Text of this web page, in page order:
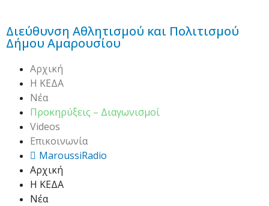
Διεύθυνση Αθλητισμού και Πολιτισμού
Δήμου Αμαρουσίου
Αρχική
H ΚΕΔΑ
Νέα
Προκηρύξεις – Διαγωνισμοί
Videos
Επικοινωνία
MaroussiRadio
Αρχική
H ΚΕΔΑ
Νέα